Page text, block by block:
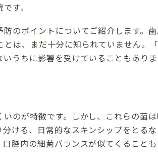
す。
のポイントについてご紹介します。
は、まだ十分に知られていません。
うちに影響を受けていることもありま
のが特徴です。しかし、これらの菌
ける、日常的なスキンシップをとる
腔内の細菌バランスが似てくること